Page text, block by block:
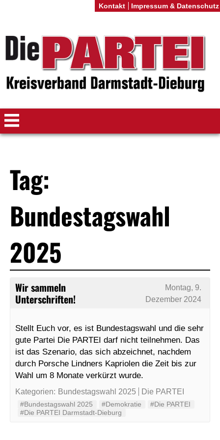
Tag:
Bundestagswahl
2025
Wir sammeln
Unterschriften!
Montag, 9.
Dezember 2024
Stellt Euch vor, es ist Bundestagswahl und die sehr
gute Partei Die PARTEI darf nicht teilnehmen. Das
ist das Szenario, das sich abzeichnet, nachdem
durch Porsche Lindners Kapriolen die Zeit bis zur
Wahl um 8 Monate verkürzt wurde.
Kategorien: Bundestagswahl 2025 Die PARTEI
#Bundestagswahl 2025 #Demokratie
#Die PARTEI
#Die PARTEI Darmstadt-Dieburg
Kontakt Impressum & Datenschutz